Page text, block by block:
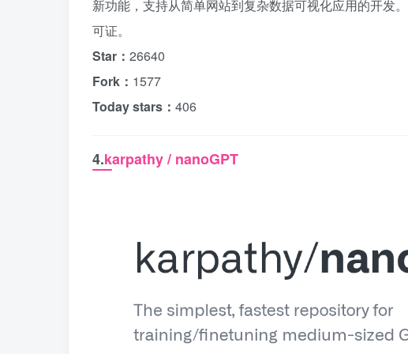
新功能，支持从简单网站到复杂数据可视化应用的开发
可证。
Star： 26640
Fork： 1577
Today stars： 406
4.karpathy / nanoGPT